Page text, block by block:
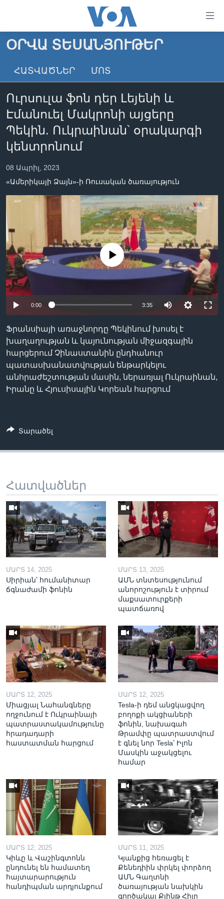
անցնել
հիմնական
անցնել
բովանդակությանը
հիմնական
բովանդակություն
ԳԼԽԱՎՈՐ ԷՋ
ԼՈՒՐԵՐ
ՏԵՍԱՆՅՈՒԹԵՐ
ՖԻԼՄԵՐ
ՖԻԼՄԵՐ
ՄԵՐ ՄԱՍԻՆ
«ԱՄԵՐԻԿԱՅԻ ՁԱՅՆ»-Ի ԿԱՆՈՆԱԴՐՈՒԹՅՈՒՆ
ԿԱՊ ՄԵԶ ՀԵՏ
Learning English
ՀԵՏԵՒԵՔ ՄԵԶ
Լեզուներ
ՕՐՎԱ ՏԵՍԱՆՅՈՒԹԵՐ
ՀԱՏՎԱԾՆԵՐ ՄՈՏ
Ուրսուլա ֆոն դեր Լեյենի և
Էմանուել Մակրոնի այցերը
Պեկին. Ուկրաինան՝ օրակարգի
կենտրոնում
08 Ապրիլ, 2023
«Ամերիկայի Ձայն»-ի Ռուսական ծառայություն
No media source currently available
0:00 3:35
Ֆրանսիայի առաջնորդը Պեկինում խոսել է
խաղաղության և կայունության միջազգային
հարցերում Չինաստանին ընդհանուր
պատասխանատվության ենթարկելու
անհրաժեշտության մասին, ներառյալ Ուկրաինան,
Իրանը և Հյուսիսային Կորեան հարցում
Տարածել
Հատվածներ
ՄԱՐՏ 14, 2025
Սիրիան՝ հումանիտար
ճգնաժամի ֆոնին
ՄԱՐՏ 13, 2025
ԱՄՆ տնտեսությունում
անորոշություն է տիրում
մաքսատուրքերի
պատճառով
ՄԱՐՏ 12, 2025
Միացյալ Նահանգները
ողջունում է Ուկրաինայի
պատրաստակամությունը
հրադադարի
հաստատման հարցում
ՄԱՐՏ 12, 2025
Tesla-ի դեմ անցկացվող
բողոքի ակցիաների
ֆոնին, նախագահ
Թրամփը պատրաստվում
է գնել նոր Tesla՝ Իլոն
Մասկին աջակցելու
համար
ՄԱՐՏ 12, 2025
Կիևը և Վաշինգտոնն
ընդունել են համատեղ
հայտարարություն
հանդիպման արդյունքում
ՄԱՐՏ 11, 2025
Կյանքից հեռացել է
Քենեդիին փրկել փորձող
ԱՄՆ Գաղտնի
ծառայության նախկին
գործակալ Քլինթ Հիլը